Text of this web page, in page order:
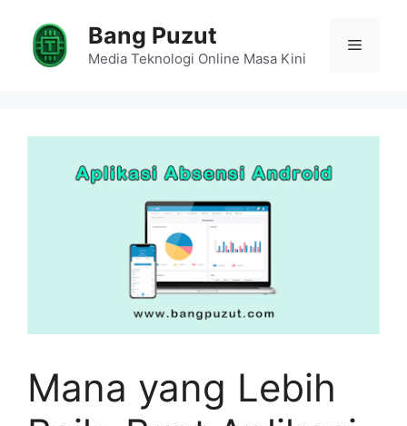
content
Bang Puzut
Media Teknologi Online Masa Kini
Menu
Mana yang Lebih